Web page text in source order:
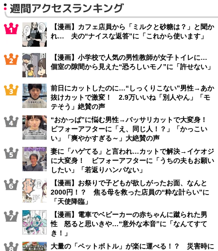
週間アクセスランキング
【漫画】カフェ店員から「ミルクと砂糖は？」と聞か
れ… 夫の“ナイスな返答”に「これから使います」
【漫画】小学校で人気の男性教師が女子トイレに…
個室の隙間から見えた“恐ろしいモノ”に「許せない」
前日にカットしたのに…“しっくりこない”男性→あか
抜けカットで激変！ 2.9万いいね「別人やん」「モ
テそう」絶賛の声
“おかっぱ”に悩む男性→バッサリカットで大変身！
ビフォーアフターに「え、同じ人！？」「かっこい
い」「爽やかすぎる～」大絶賛の声
妻に「ハゲてる」と言われ…カットで解決→イケオジ
に大変身！ ビフォーアフターに「うちの夫もお願い
したい」「若返りハンパない」
【漫画】お祭りで子どもが欲しがったお面、なんと
2000円！？ 焦る母を救った店員の“粋な計らい”に
「天使降臨」
【漫画】電車でベビーカーの赤ちゃんに蹴られた男
性 怒ると思いきや…“意外な本音”に「なんてすて
き！」
大量の「ペットボトル」が楽に運べる！？ 災害時に